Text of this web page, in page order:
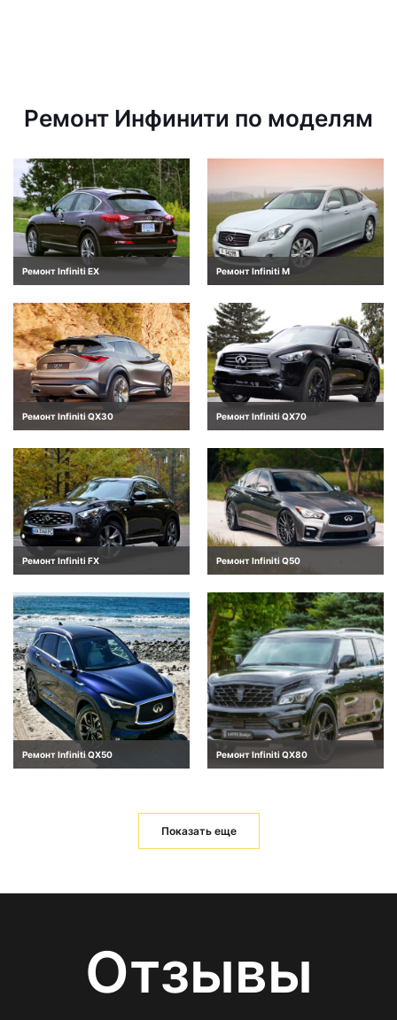
Ремонт Инфинити по моделям
Ремонт Infiniti EX Ремонт Infiniti M
Ремонт Infiniti QX30 Ремонт Infiniti QX70
Ремонт Infiniti FX Ремонт Infiniti Q50
Ремонт Infiniti QX50 Ремонт Infiniti QX80
Показать еще
Отзывы